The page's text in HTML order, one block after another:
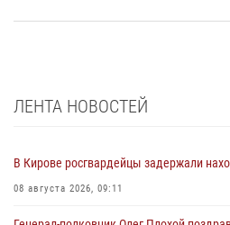
ЛЕНТА НОВОСТЕЙ
В Кирове росгвардейцы задержали
08 августа 2026, 09:11